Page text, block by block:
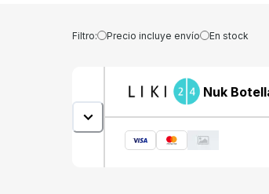
Filtro: Precio incluye envío En stock
Nuk